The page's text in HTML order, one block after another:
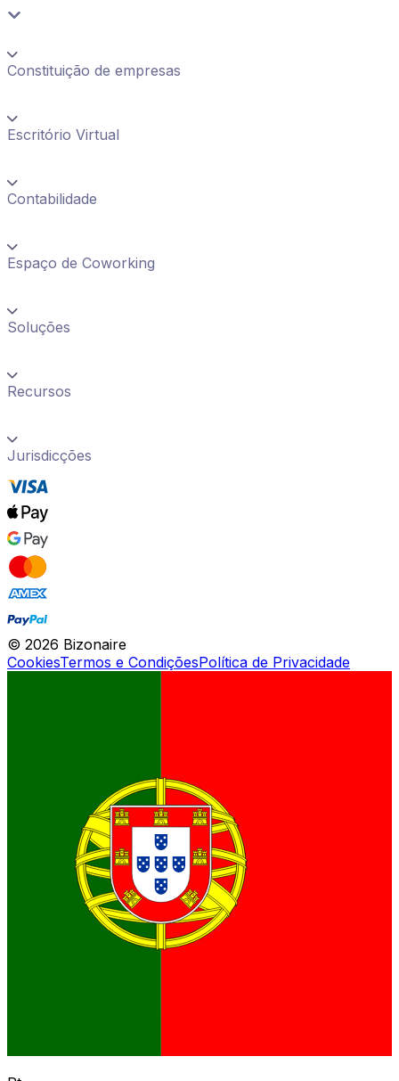
Constituição de empresas
Escritório Virtual
Contabilidade
Espaço de Coworking
Soluções
Recursos
Jurisdicções
© 2026 Bizonaire
CookiesTermos e CondiçõesPolítica de Privacidade